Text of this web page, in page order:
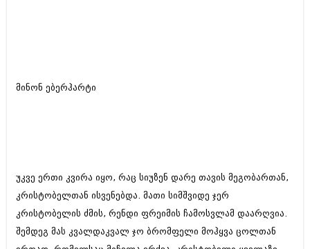
საზოგადოება
მედიცინა
სპორტი
კადრს მიღმა
კულინარია
ბელადები
მინონ ებერჰარტი
უკვე ერთი კვირა იყო, რაც სიუზენ დარე თავის მეგობართან,
კრისტობელთან ისვენებდა. მათი სიმშვიდე ჯერ
კრისტობელის ძმის, რენდი ფრეიმის ჩამოსვლამ დაარღვია.
შემდეგ მას კვალდაკვალ ჯო ბრომფელი მოჰყვა ცოლთან